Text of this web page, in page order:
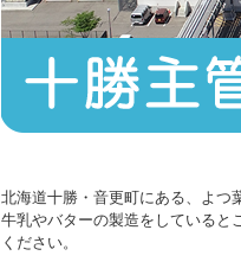
北海道十勝・音更町にある、よつ
牛乳やバターの製造をしていると
ください。